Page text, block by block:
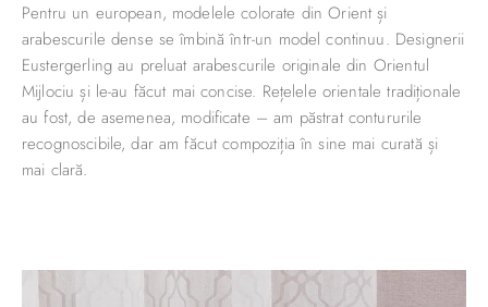
Pentru un european, modelele colorate din Orient și
arabescurile dense se îmbină într-un model continuu. Designerii
Eustergerling au preluat arabescurile originale din Orientul
Mijlociu și le-au făcut mai concise. Rețelele orientale tradiționale
au fost, de asemenea, modificate – am păstrat contururile
recognoscibile, dar am făcut compoziția în sine mai curată și
mai clară.